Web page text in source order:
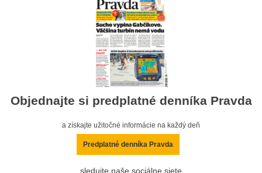
Objednajte si predplatné denníka Pravda
a získajte užitočné informácie na každý deň
Predplatné denníka Pravda
sledujte naše sociálne siete